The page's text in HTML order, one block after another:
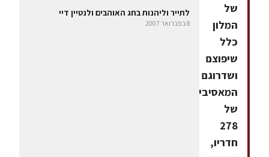
של
המלון
כלל
שיפוצם
ושדרוגם
המאסיבי
של
278
חדריו,
לתייר וליהנות בחג האוהבים ולנטיין דיי
8 בפברואר 2007